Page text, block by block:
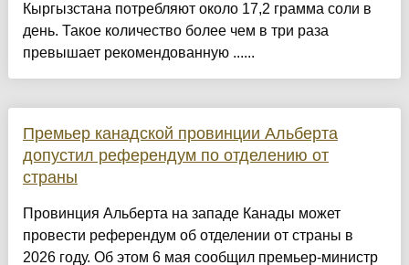
Кыргызстана потребляют около 17,2 грамма соли в
день. Такое количество более чем в три раза
превышает рекомендованную ......
Премьер канадской провинции Альберта
допустил референдум по отделению от
страны
Провинция Альберта на западе Канады может
провести референдум об отделении от страны в
2026 году. Об этом 6 мая сообщил премьер-министр